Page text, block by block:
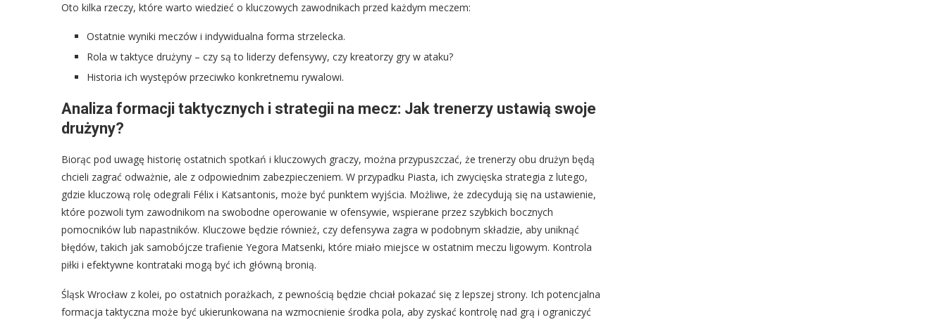
Oto kilka rzeczy, które warto wiedzieć o kluczowych zawodnikach przed każdym meczem:
Ostatnie wyniki meczów i indywidualna forma strzelecka.
Rola w taktyce drużyny – czy są to liderzy defensywy, czy kreatorzy gry w ataku?
Historia ich występów przeciwko konkretnemu rywalowi.
Analiza formacji taktycznych i strategii na mecz: Jak trenerzy ustawią swoje
drużyny?
Biorąc pod uwagę historię ostatnich spotkań i kluczowych graczy, można przypuszczać, że trenerzy obu drużyn będą
chcieli zagrać odważnie, ale z odpowiednim zabezpieczeniem. W przypadku Piasta, ich zwycięska strategia z lutego,
gdzie kluczową rolę odegrali Félix i Katsantonis, może być punktem wyjścia. Możliwe, że zdecydują się na ustawienie,
które pozwoli tym zawodnikom na swobodne operowanie w ofensywie, wspierane przez szybkich bocznych
pomocników lub napastników. Kluczowe będzie również, czy defensywa zagra w podobnym składzie, aby uniknąć
błędów, takich jak samobójcze trafienie Yegora Matsenki, które miało miejsce w ostatnim meczu ligowym. Kontrola
piłki i efektywne kontrataki mogą być ich główną bronią.
Śląsk Wrocław z kolei, po ostatnich porażkach, z pewnością będzie chciał pokazać się z lepszej strony. Ich potencjalna
formacja taktyczna może być ukierunkowana na wzmocnienie środka pola, aby zyskać kontrolę nad grą i ograniczyć